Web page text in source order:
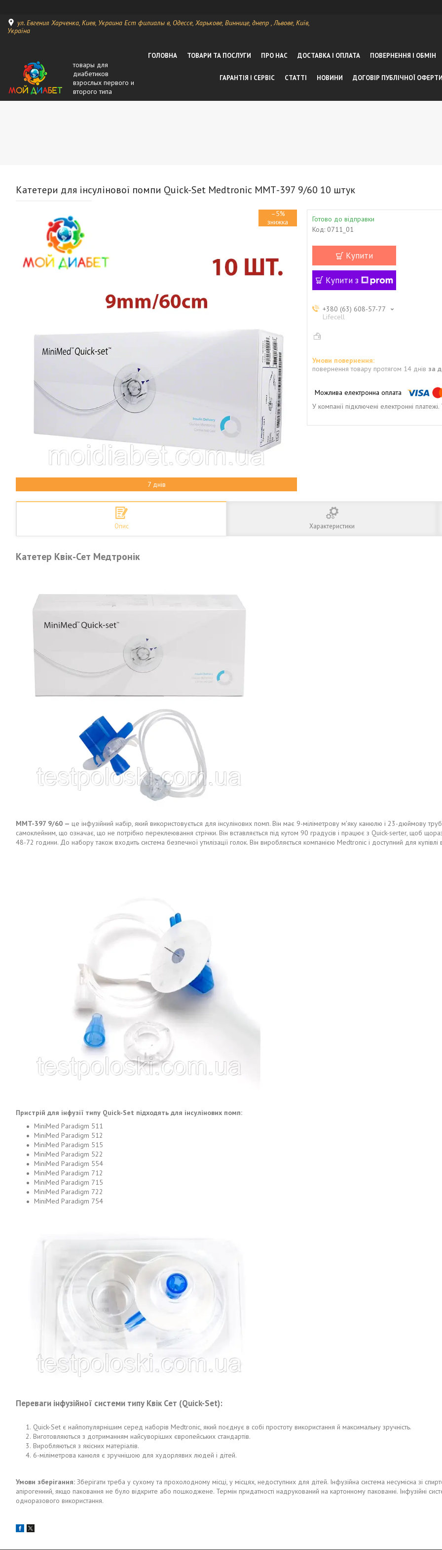
ул. Евгения Харченка, Киев, Украина Ест филиалы в, Одессе, Харькове, Виннице, днепр , Львове, Київ,
Україна
товары для
диабетиков
взрослых первого и
второго типа
ГОЛОВНА ТОВАРИ ТА ПОСЛУГИ ПРО НАС ДОСТАВКА І ОПЛАТА ПОВЕРНЕННЯ І ОБМІН
ГАРАНТІЯ І СЕРВІС СТАТТІ НОВИНИ ДОГОВІР ПУБЛІЧНОЇ ОФЕРТИ
Катетери для інсулінової помпи Quick-Set Medtronic ММТ-397 9/60 10 штук
–5%
7 днів
Готово до відправки
Код: 0711_01
Купити
Купити з
+380 (63) 608-57-77
Lifecell
повернення товару протягом 14 днів за
У компанії підключені електронні
Опис Характеристики
Катетер Квік-Сет Медтронік
MMT-397 9/60 — це інфузійний набір, який використовується для інсулінових помп. Він має 9-міліметрову м'яку канюлю і 23-дюймову
самоклейним, що означає, що не потрібно переклеювання стрічки. Він вставляється під кутом 90 градусів і працює з Quick-serter, щоб
48-72 години. До набору також входить система безпечної утилізації голок. Він виробляється компанією Medtronic і доступний для
Пристрій для інфузії типу Quick-Set підходять для інсулінових помп:
MiniMed Paradigm 511
MiniMed Paradigm 512
MiniMed Paradigm 515
MiniMed Paradigm 522
MiniMed Paradigm 554
MiniMed Paradigm 712
MiniMed Paradigm 715
MiniMed Paradigm 722
MiniMed Paradigm 754
Переваги інфузійної системи типу Квік Сет (Quick-Set):
Quick-Set є найпопулярнішим серед наборів Medtronic, який поєднує в собі простоту використання й максимальну зручність.
Виготовляються з дотриманням найсуворіших європейських стандартів.
Виробляються з якісних матеріалів.
6-міліметрова канюля є зручнішою для худорлявих людей і дітей.
Умови зберігання: Зберігати треба у сухому та прохолодному місці, у місцях, недоступних для дітей. Інфузійна система несумісна зі
апірогенний, якщо паковання не було відкрите або пошкоджене. Термін придатності надрукований на картонному пакованні. Інфузійні
одноразового використання.